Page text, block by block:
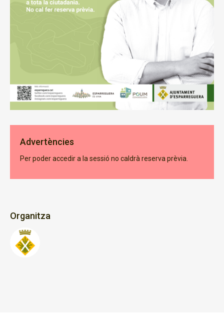
Advertències
Per poder accedir a la sessió no caldrà reserva prèvia.
Organitza